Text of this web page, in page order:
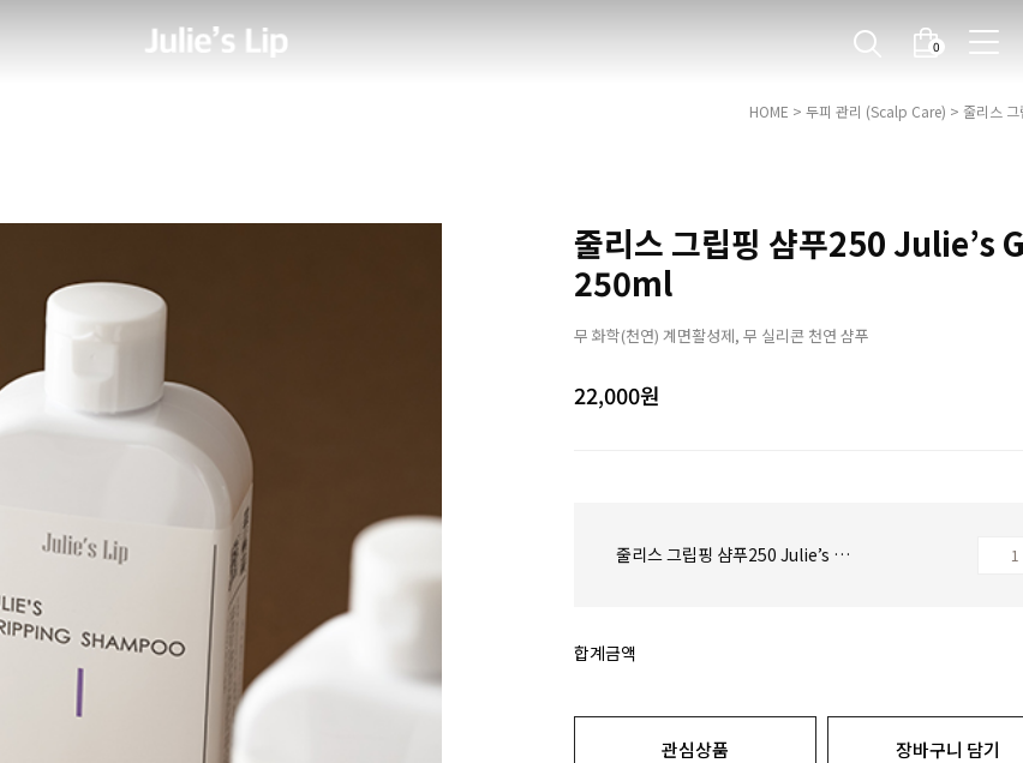
0
HOME > 두피 관리 (Scalp Care) > 줄리스
줄리스 그립핑 샴푸250
250ml
무 화학(천연) 계면활성제, 무 실리콘 천연 샴푸
22,000원
줄리스 그립핑 샴푸250 Julie’s Gripping Shampoo : 250ml
합계금액
관심상품 장바구니 담기